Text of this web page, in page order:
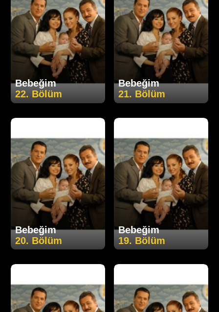
Bebeğim
22. Bölüm
Bebeğim
21. Bölüm
Bebeğim
20. Bölüm
Bebeğim
19. Bölüm